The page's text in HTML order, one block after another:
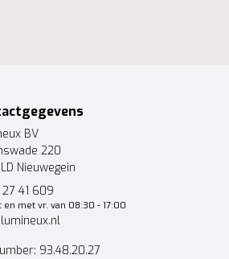
BV
220
Nieuwegein
41 609
en met vr. van 08:30 - 17:00
93.48.20.27